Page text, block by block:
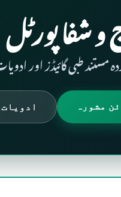
و شفا پورٹل
طبی گائیڈز اور
مشورہ